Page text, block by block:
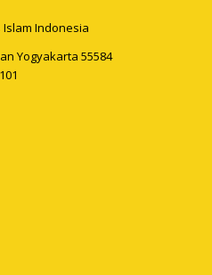
Indonesia
Yogyakarta 55584